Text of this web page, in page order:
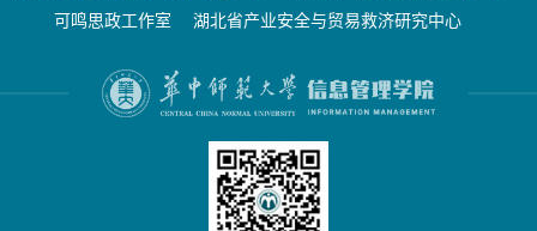
可鸣思政工作室
湖北省产业安全与贸易救济研究中心